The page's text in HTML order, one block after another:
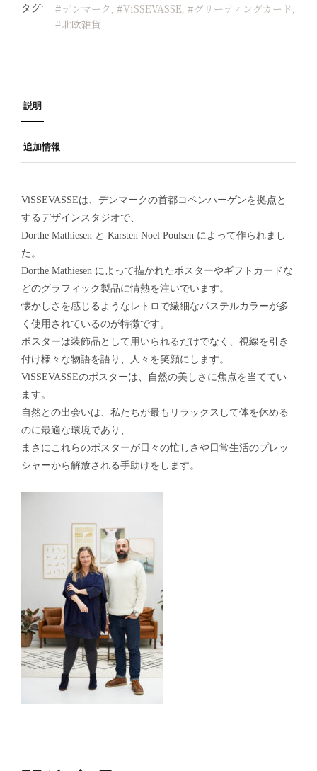
タグ: #デンマーク #ViSSEVASSE #グリーティングカード
#北欧雑貨
説明
追加情報
ViSSEVASSEは、デンマークの首都コペンハーゲンを拠点と
するデザインスタジオで、
Dorthe Mathiesen と Karsten Noel Poulsen によって作られまし
た。
Dorthe Mathiesen によって描かれたポスターやギフトカードな
どのグラフィック製品に情熱を注いでいます。
懐かしさを感じるようなレトロで繊細なパステルカラーが多
く使用されているのが特徴です。
ポスターは装飾品として用いられるだけでなく、視線を引き
付け様々な物語を語り、人々を笑顔にします。
ViSSEVASSEのポスターは、自然の美しさに焦点を当ててい
ます。
自然との出会いは、私たちが最もリラックスして体を休める
のに最適な環境であり、
まさにこれらのポスターが日々の忙しさや日常生活のプレッ
シャーから解放される手助けをします。